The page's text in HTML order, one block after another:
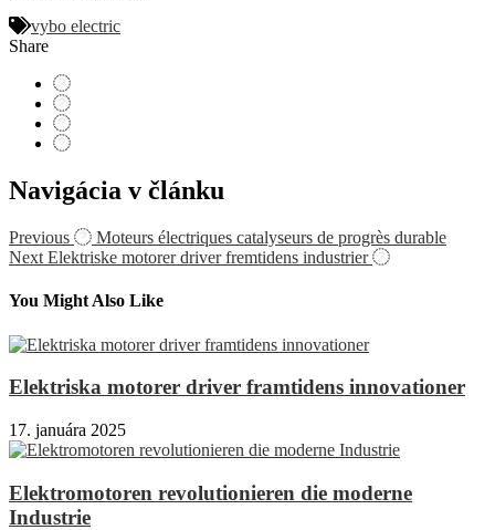
vybo electric
Share
Navigácia v článku
Previous
Moteurs électriques catalyseurs de progrès durable
Next Elektriske motorer driver fremtidens industrier
You Might Also Like
Elektriska motorer driver framtidens innovationer
17. januára 2025
Elektromotoren revolutionieren die moderne
Industrie